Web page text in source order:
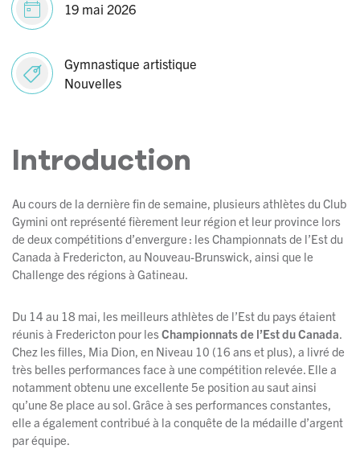
19 mai 2026
Gymnastique artistique
Nouvelles
Introduction
Au cours de la dernière fin de semaine, plusieurs athlètes du Club
Gymini ont représenté fièrement leur région et leur province lors
de deux compétitions d’envergure : les Championnats de l’Est du
Canada à Fredericton, au Nouveau-Brunswick, ainsi que le
Challenge des régions à Gatineau.
Du 14 au 18 mai, les meilleurs athlètes de l’Est du pays étaient
réunis à Fredericton pour lesChampionnats de l’Est du Canada.
Chez les filles, Mia Dion, en Niveau 10 (16 ans et plus), a livré de
très belles performances face à une compétition relevée. Elle a
notamment obtenu une excellente 5e position au saut ainsi
qu’une 8e place au sol. Grâce à ses performances constantes,
elle a également contribué à la conquête de la médaille d’argent
par équipe.